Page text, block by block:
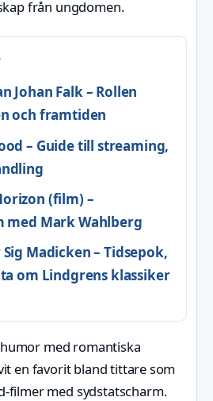
från ungdomen.
Johan Falk – Rollen
och framtiden
– Guide till streaming,
(film) –
med Mark Wahlberg
Madicken – Tidsepok,
om Lindgrens klassiker
med romantiska
en favorit bland tittare som
filmer med sydstatscharm.